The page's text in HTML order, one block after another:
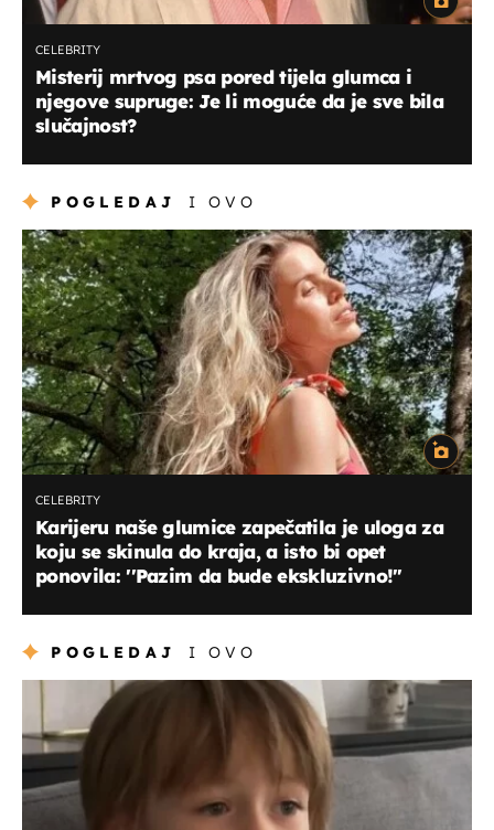
CELEBRITY
Misterij mrtvog psa pored tijela glumca i
njegove supruge: Je li moguće da je sve bila
slučajnost?
POGLEDAJ I OVO
CELEBRITY
Karijeru naše glumice zapečatila je uloga za
koju se skinula do kraja, a isto bi opet
ponovila: ''Pazim da bude ekskluzivno!''
POGLEDAJ I OVO